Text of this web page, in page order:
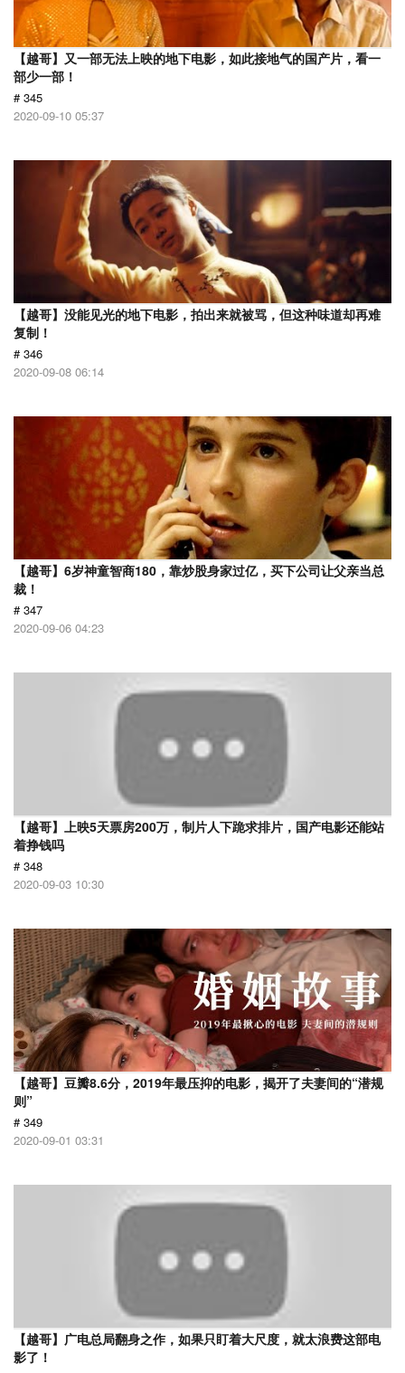
【越哥】又一部无法上映的地下电影，如此接地气的国产片，看一
部少一部！
# 345
2020-09-10 05:37
【越哥】没能见光的地下电影，拍出来就被骂，但这种味道却再难
复制！
# 346
2020-09-08 06:14
【越哥】6岁神童智商180，靠炒股身家过亿，买下公司让父亲当总
裁！
# 347
2020-09-06 04:23
【越哥】上映5天票房200万，制片人下跪求排片，国产电影还能站
着挣钱吗
# 348
2020-09-03 10:30
【越哥】豆瓣8.6分，2019年最压抑的电影，揭开了夫妻间的“潜规
则”
# 349
2020-09-01 03:31
【越哥】广电总局翻身之作，如果只盯着大尺度，就太浪费这部电
影了！